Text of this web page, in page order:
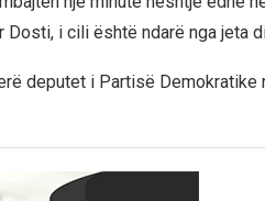
Dosti, i cili është ndarë nga jeta
deputet i Partisë